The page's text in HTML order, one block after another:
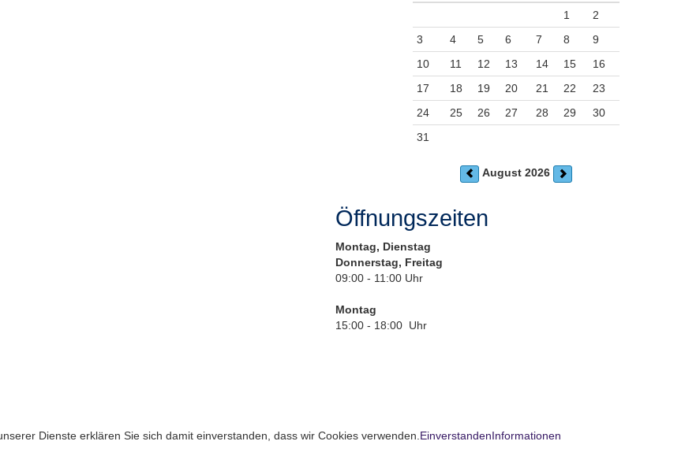
1
2
3
4 5 6 7 8
9
10
11 12 13 14 15
16
17
18 19 20 21 22
23
24
25 26 27 28 29
30
31
August 2026
Öffnungszeiten
Montag, Dienstag
Donnerstag, Freitag
09:00 - 11:00 Uhr
Montag
15:00 - 18:00 Uhr
Dienste erklären Sie sich damit einverstanden, dass wir Cookies verwenden. EinverstandenInformationen